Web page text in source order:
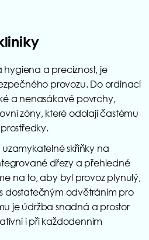
hygiena a preciznost, je
provozu. Do ordinací
a nenasákavé povrchy,
zóny, které odolají častému
skříňky na
dřezy a přehledné
na to, aby byl provoz plynulý,
dostatečným odvětráním pro
je údržba snadná a prostor
i při každodenním